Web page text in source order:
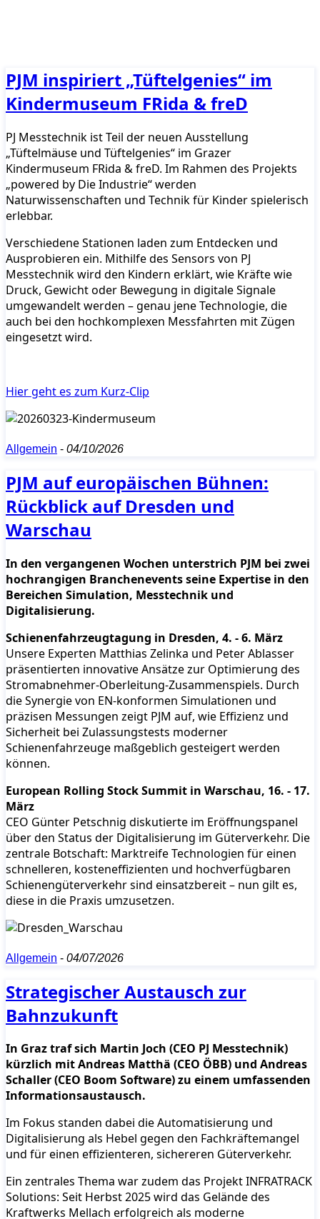
PJM inspiriert „Tüftelgenies“ im
Kindermuseum FRida & freD
PJ Messtechnik ist Teil der neuen Ausstellung
„Tüftelmäuse und Tüftelgenies“ im Grazer
Kindermuseum FRida & freD. Im Rahmen des Projekts
„powered by Die Industrie“ werden
Naturwissenschaften und Technik für Kinder spielerisch
erlebbar.
Verschiedene Stationen laden zum Entdecken und
Ausprobieren ein. Mithilfe des Sensors von PJ
Messtechnik wird den Kindern erklärt, wie Kräfte wie
Druck, Gewicht oder Bewegung in digitale Signale
umgewandelt werden – genau jene Technologie, die
auch bei den hochkomplexen Messfahrten mit Zügen
eingesetzt wird.
Hier geht es zum Kurz-Clip
Allgemein - 04/10/2026
PJM auf europäischen Bühnen:
Rückblick auf Dresden und
Warschau
In den vergangenen Wochen unterstrich PJM bei zwei
hochrangigen Branchenevents seine Expertise in den
Bereichen Simulation, Messtechnik und
Digitalisierung.
Schienenfahrzeugtagung in Dresden, 4. - 6. März
Unsere Experten Matthias Zelinka und Peter Ablasser
präsentierten innovative Ansätze zur Optimierung des
Stromabnehmer-Oberleitung-Zusammenspiels. Durch
die Synergie von EN-konformen Simulationen und
präzisen Messungen zeigt PJM auf, wie Effizienz und
Sicherheit bei Zulassungstests moderner
Schienenfahrzeuge maßgeblich gesteigert werden
können.
European Rolling Stock Summit in Warschau, 16. - 17.
März
CEO Günter Petschnig diskutierte im Eröffnungspanel
über den Status der Digitalisierung im Güterverkehr. Die
zentrale Botschaft: Marktreife Technologien für einen
schnelleren, kosteneffizienten und hochverfügbaren
Schienengüterverkehr sind einsatzbereit – nun gilt es,
diese in die Praxis umzusetzen.
Allgemein - 04/07/2026
Strategischer Austausch zur
Bahnzukunft
In Graz traf sich Martin Joch (CEO PJ Messtechnik)
kürzlich mit Andreas Matthä (CEO ÖBB) und Andreas
Schaller (CEO Boom Software) zu einem umfassenden
Informationsaustausch.
Im Fokus standen dabei die Automatisierung und
Digitalisierung als Hebel gegen den Fachkräftemangel
und für einen effizienteren, sichereren Güterverkehr.
Ein zentrales Thema war zudem das Projekt INFRATRACK
Solutions: Seit Herbst 2025 wird das Gelände des
Kraftwerks Mellach erfolgreich als moderne